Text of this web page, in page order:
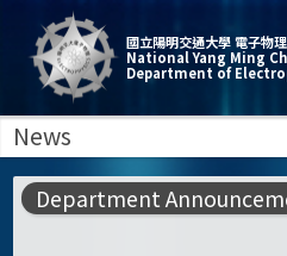
國立陽明交通大學 電子物
National Yang Ming
Department of
News
Department